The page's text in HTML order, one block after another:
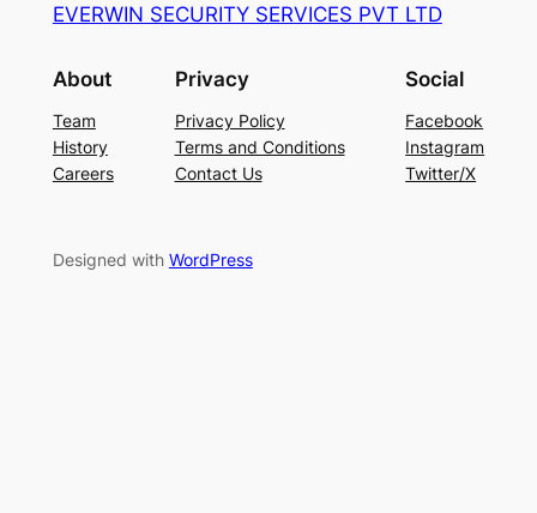
EVERWIN SECURITY SERVICES PVT LTD
About
Team
History
Careers
Privacy
Privacy Policy
Terms and Conditions
Contact Us
Social
Facebook
Instagram
Twitter/X
Designed with WordPress